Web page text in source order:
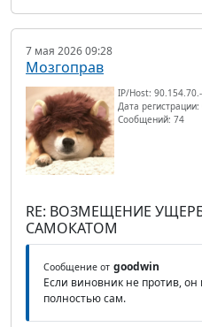
7 мая 2026 09:28
Мозгоправ
IP/Host:
Дата
Сообщений: 74
RE: ВОЗМЕЩЕНИЕ
САМОКАТОМ
Сообщение от goodwin
Если виновник не против,
полностью сам.